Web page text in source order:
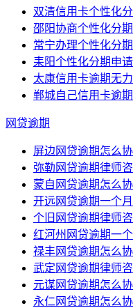
双清信用卡个性化
邵阳协商个性化分
常宁办理个性化分
耒阳个性化分期申
太康信用卡逾期无
郸城自己信用卡逾
网贷逾期
屏边网贷逾期怎么
弥勒网贷逾期律师
蒙自网贷逾期怎么
开远网贷逾期一个
个旧网贷逾期律师
红河州网贷逾期一
禄丰网贷逾期怎么
武定网贷逾期律师
元谋网贷逾期怎么
永仁网贷逾期怎么